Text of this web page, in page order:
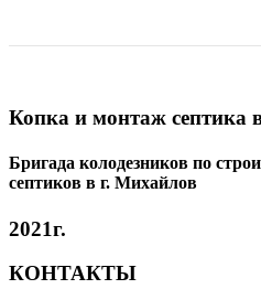
Копка и монтаж септика
Бригада колодезников по
септиков в г. Михайлов
2021г.
КОНТАКТЫ